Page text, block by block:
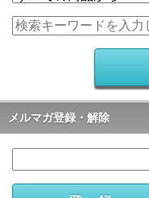
メルマガ登録・解除